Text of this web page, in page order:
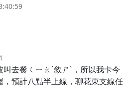
去餐ㄑㄧㄠˊ敘ㄕˋ，所以我卡今
，預計八點半上線，聊花東支線任